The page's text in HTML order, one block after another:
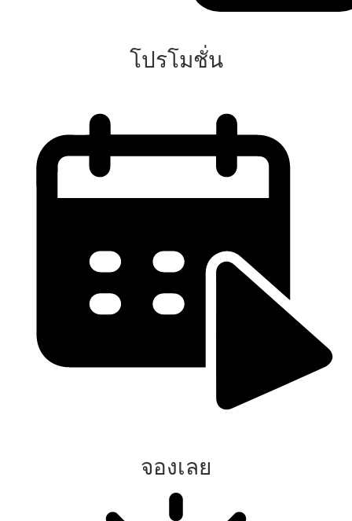
โปรโมชั่น
จองเลย